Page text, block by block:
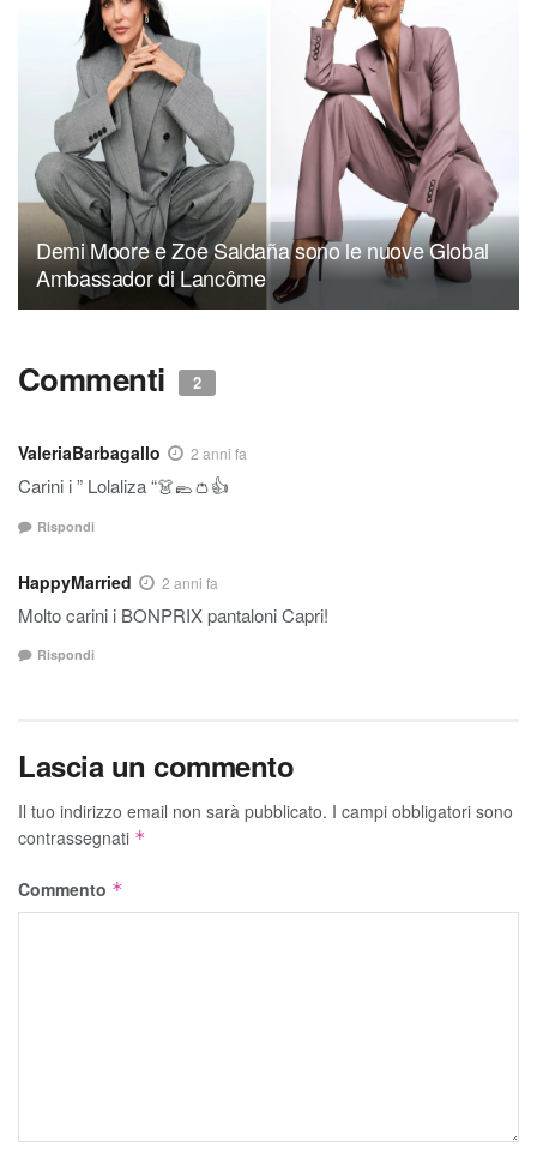
Demi Moore e Zoe Saldaña sono le nuove Global
Ambassador di Lancôme
Commenti 2
ValeriaBarbagallo 2 anni fa
Carini i ” Lolaliza “👗🥿👛👍
Rispondi
HappyMarried 2 anni fa
Molto carini i BONPRIX pantaloni Capri!
Rispondi
Lascia un commento
Il tuo indirizzo email non sarà pubblicato. I campi obbligatori sono
contrassegnati *
Commento *